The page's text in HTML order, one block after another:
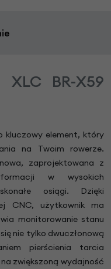
BR-X59
kluczowy element, który
na Twoim rowerze.
zaprojektowana z
w wysokich
osiągi. Dzięki
CNC, użytkownik ma
monitorowanie stanu
nie tylko dwuczłonową
pierścienia tarcia
zwiększoną wydajność